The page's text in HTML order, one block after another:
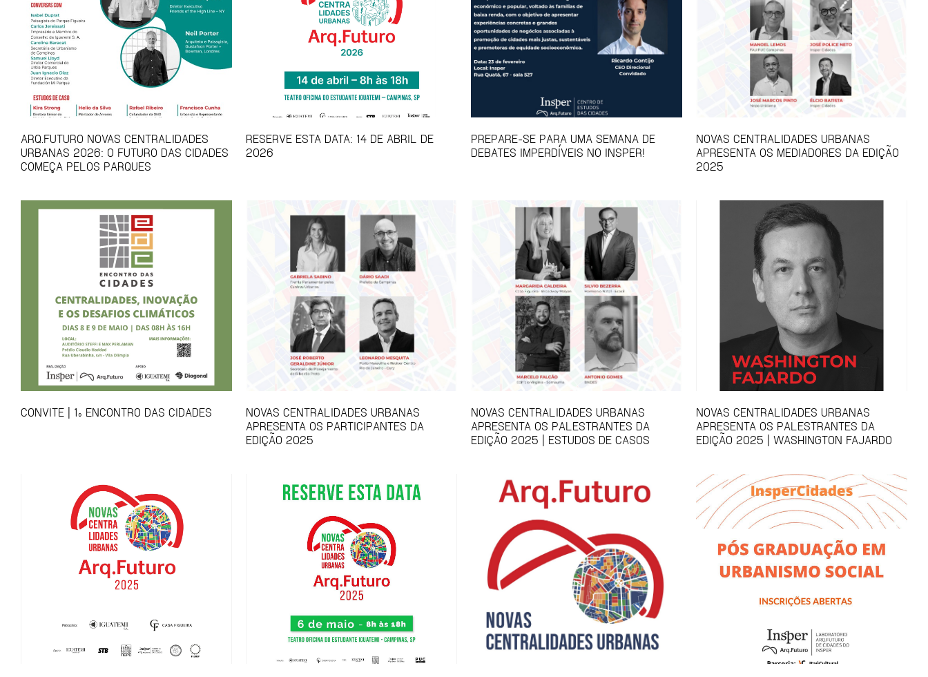
ARQ.FUTURO NOVAS CENTRALIDADES
URBANAS 2026: O FUTURO DAS CIDADES
COMEÇA PELOS PARQUES
RESERVE ESTA DATA: 14 DE ABRIL DE
2026
PREPARE-SE PARA UMA SEMANA DE
DEBATES IMPERDÍVEIS NO INSPER!
NOVAS CENTRALIDADES URBANAS
APRESENTA OS MEDIADORES DA EDIÇÃO
2025
CONVITE | 1º ENCONTRO DAS CIDADES
NOVAS CENTRALIDADES URBANAS
APRESENTA OS PARTICIPANTES DA
EDIÇÃO 2025
NOVAS CENTRALIDADES URBANAS
APRESENTA OS PALESTRANTES DA
EDIÇÃO 2025 | ESTUDOS DE CASOS
NOVAS CENTRALIDADES URBANAS
APRESENTA OS PALESTRANTES DA
EDIÇÃO 2025 | WASHINGTON FAJARDO